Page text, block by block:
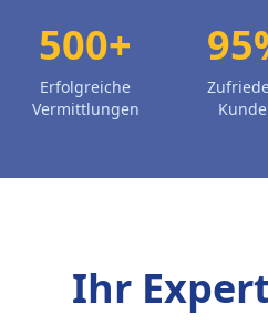
500+
Erfolgreiche
Vermittlungen
Ihr